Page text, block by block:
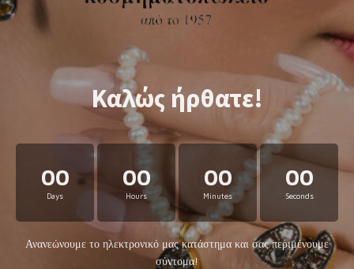
Καλώς ήρθατε!
00
Days
00
Hours
00
Minutes
00
Seconds
Ανανεώνουμε το ηλεκτρονικό μας κατάστημα και σας περιμένουμε
σύντομα!